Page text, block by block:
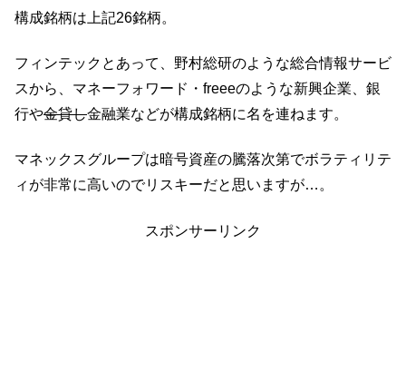
構成銘柄は上記26銘柄。
フィンテックとあって、野村総研のような総合情報サービ
スから、マネーフォワード・freeeのような新興企業、銀
行や金貸し金融業などが構成銘柄に名を連ねます。
マネックスグループは暗号資産の騰落次第でボラティリテ
ィが非常に高いのでリスキーだと思いますが…。
スポンサーリンク